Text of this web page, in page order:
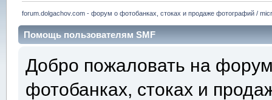
forum.dolgachov.com - форум о фотобанках, стоках и продаже фотографий /
Помощь пользователям SMF
Добро пожаловать на
фотобанках, стоках и